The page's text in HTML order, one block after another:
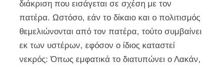
διάκριση που εισάγεται σε σχέση με τον
πατέρα. Ωστόσο, εάν το δίκαιο και ο πολιτισμός
θεμελιώνονται από τον πατέρα, τούτο συμβαίνει
εκ των υστέρων, εφόσον ο ίδιος καταστεί
νεκρός: Όπως εμφατικά το διατυπώνει ο Λακάν,